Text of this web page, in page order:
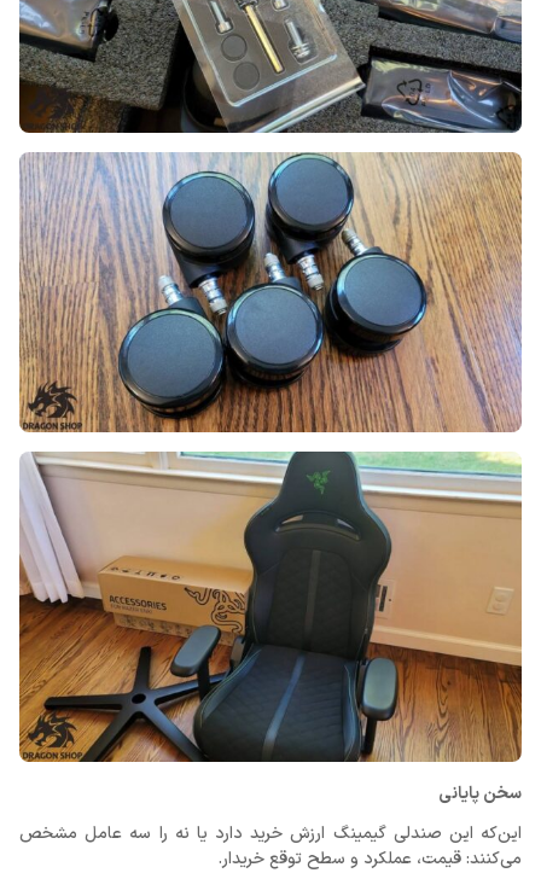
سخن پایانی
این‌که این صندلی گیمینگ ارزش خرید دارد یا نه را سه عامل مشخص
می‌کنند: قیمت، عملکرد و سطح توقع خریدار.